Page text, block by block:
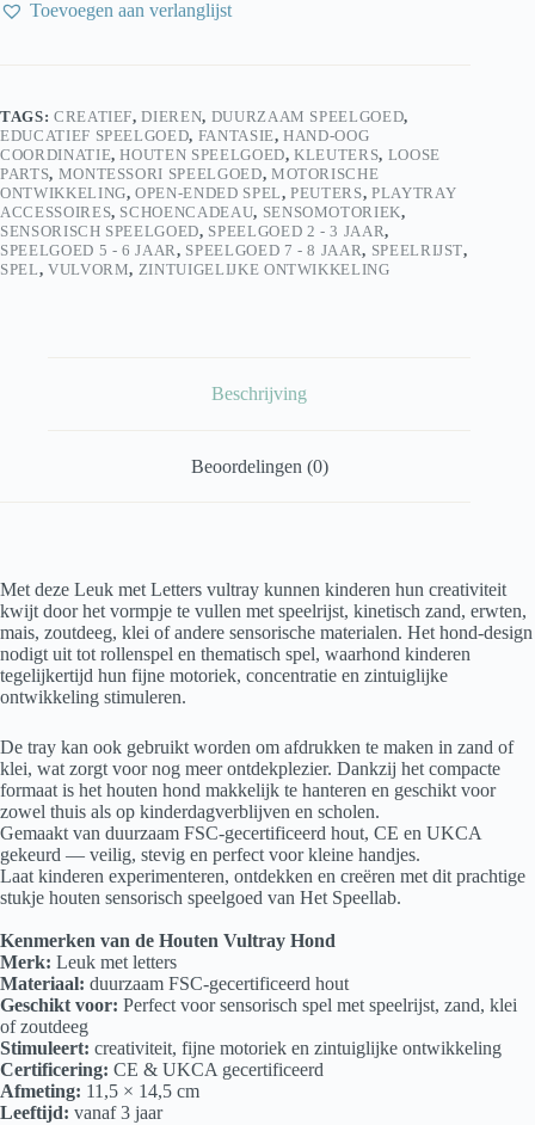
Vultray
FSC
Hout
aantal
Toevoegen aan verlanglijst
TAGS: CREATIEF,DIEREN, DUURZAAM SPEELGOED,
EDUCATIEF SPEELGOED, FANTASIE,HAND-OOG
COORDINATIE,HOUTEN SPEELGOED,KLEUTERS, LOOSE
PARTS, MONTESSORI SPEELGOED, MOTORISCHE
ONTWIKKELING,OPEN-ENDED SPEL,PEUTERS,PLAYTRAY
ACCESSOIRES, SCHOENCADEAU, SENSOMOTORIEK,
SENSORISCH SPEELGOED, SPEELGOED 2 - 3 JAAR,
SPEELGOED 5 - 6 JAAR, SPEELGOED 7 - 8 JAAR, SPEELRIJST,
SPEL, VULVORM, ZINTUIGELIJKE ONTWIKKELING
Beschrijving
Beoordelingen (0)
Met deze Leuk met Letters vultray kunnen kinderen hun creativiteit
kwijt door het vormpje te vullen met speelrijst, kinetisch zand, erwten,
mais, zoutdeeg, klei of andere sensorische materialen. Het hond-design
nodigt uit tot rollenspel en thematisch spel, waarhond kinderen
tegelijkertijd hun fijne motoriek, concentratie en zintuiglijke
ontwikkeling stimuleren.
De tray kan ook gebruikt worden om afdrukken te maken in zand of
klei, wat zorgt voor nog meer ontdekplezier. Dankzij het compacte
formaat is het houten hond makkelijk te hanteren en geschikt voor
zowel thuis als op kinderdagverblijven en scholen.
Gemaakt van duurzaam FSC-gecertificeerd hout, CE en UKCA
gekeurd — veilig, stevig en perfect voor kleine handjes.
Laat kinderen experimenteren, ontdekken en creëren met dit prachtige
stukje houten sensorisch speelgoed van Het Speellab.
Kenmerken van de Houten Vultray Hond
Merk: Leuk met letters
Materiaal: duurzaam FSC-gecertificeerd hout
Geschikt voor: Perfect voor sensorisch spel met speelrijst, zand, klei
of zoutdeeg
Stimuleert: creativiteit, fijne motoriek en zintuiglijke ontwikkeling
Certificering: CE & UKCA gecertificeerd
Afmeting: 11,5 × 14,5 cm
Leeftijd: vanaf 3 jaar